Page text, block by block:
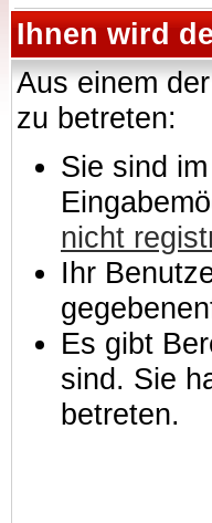
Ihnen wird
Aus einem
zu betreten:
Sie sind
nicht
Ihr
Es gibt
sind. Sie
betreten.